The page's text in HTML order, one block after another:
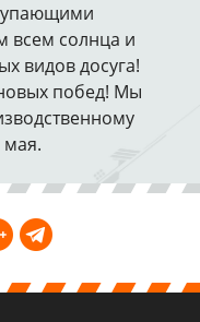
всем солнца и
видов досуга!
побед! Мы
мая.